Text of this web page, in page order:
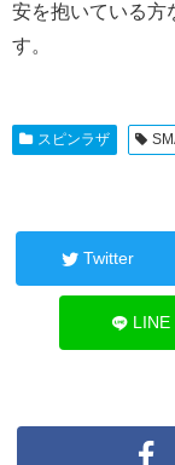
安を抱いている方
す。
スピンラザ
Twitter
LINE